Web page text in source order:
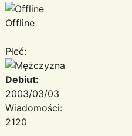
Offline
Płeć:
Debiut:
2003/03/03
Wiadomości:
2120